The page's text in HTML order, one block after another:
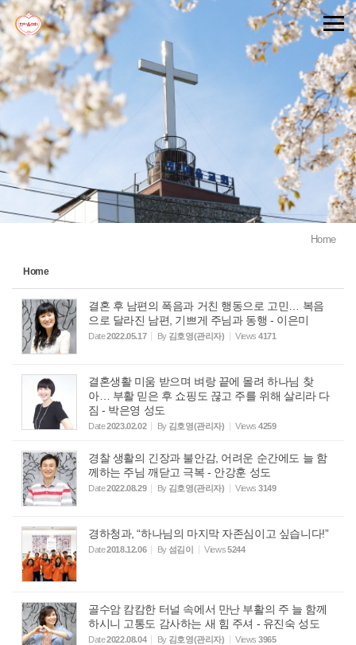
Home
Home
결혼 후 남편의 폭음과 거친 행동으로 고민… 복음
으로 달라진 남편, 기쁘게 주님과 동행 - 이은미
Date2022.05.17 By 김호영(관리자) Views 4171
결혼생활 미움 받으며 벼랑 끝에 몰려 하나님 찾
아… 부활 믿은 후 쇼핑도 끊고 주를 위해 살리라 다
짐 - 박은영 성도
Date2023.02.02 By 김호영(관리자) Views 4259
경찰 생활의 긴장과 불안감, 어려운 순간에도 늘 함
께하는 주님 깨닫고 극복 - 안강훈 성도
Date2022.08.29 By 김호영(관리자) Views 3149
경하청과, “하나님의 마지막 자존심이고 싶습니다!”
Date2018.12.06 By섬김이 Views5244
골수암 캄캄한 터널 속에서 만난 부활의 주 늘 함께
하시니 고통도 감사하는 새 힘 주셔 - 유진숙 성도
Date2022.08.04 By 김호영(관리자) Views 3965